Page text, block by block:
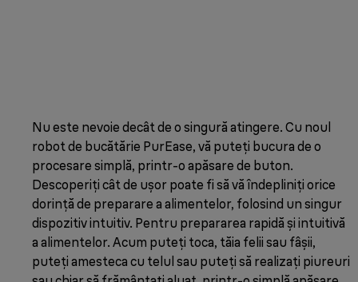
Nu este nevoie decât de o singură atingere. Cu noul
robot de bucătărie PurEase, vă puteți bucura de o
procesare simplă, printr-o apăsare de buton.
Descoperiți cât de ușor poate fi să vă îndepliniți orice
dorință de preparare a alimentelor, folosind un singur
dispozitiv intuitiv. Pentru prepararea rapidă și intuitivă
a alimentelor. Acum puteți toca, tăia felii sau fâșii,
puteți amesteca cu telul sau puteți să realizați piureuri